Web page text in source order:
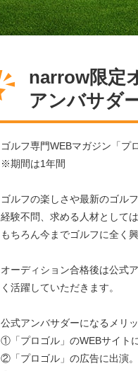
narrow限定
アンバサダ
ゴルフ専門WEBマガジン「プ
※期間は1年間
ゴルフの楽しさや最新のゴル
経験不問、求める人材として
もちろん今までゴルフに全く
オーディション合格後は公式
く活躍していただきます。
公式アンバサダーになるメリ
①「プロゴル」のWEBサイト
②「プロゴル」の広告に出演。